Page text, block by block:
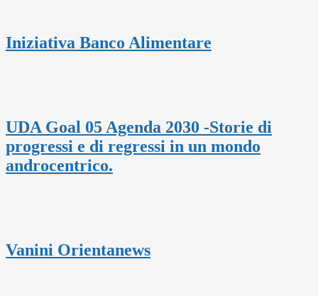
Iniziativa Banco Alimentare
UDA Goal 05 Agenda 2030 -Storie di
progressi e di regressi in un mondo
androcentrico.
Vanini Orientanews